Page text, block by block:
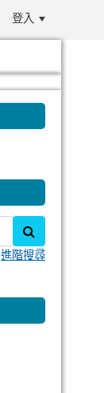
登入
進階搜尋